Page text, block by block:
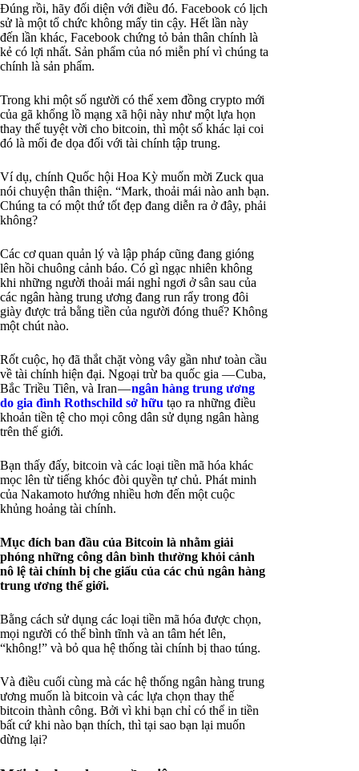
Đúng rồi, hãy đối diện với điều đó. Facebook có lịch
sử là một tổ chức không mấy tin cậy. Hết lần này
đến lần khác, Facebook chứng tỏ bản thân chính là
kẻ có lợi nhất. Sản phẩm của nó miễn phí vì chúng ta
chính là sản phẩm.
Trong khi một số người có thể xem đồng crypto mới
của gã khổng lồ mạng xã hội này như một lựa họn
thay thế tuyệt vời cho bitcoin, thì một số khác lại coi
đó là mối đe dọa đối với tài chính tập trung.
Ví dụ, chính Quốc hội Hoa Kỳ muốn mời Zuck qua
nói chuyện thân thiện. “Mark, thoải mái nào anh bạn.
Chúng ta có một thứ tốt đẹp đang diễn ra ở đây, phải
không?
Các cơ quan quản lý và lập pháp cũng đang gióng
lên hồi chuông cảnh báo. Có gì ngạc nhiên không
khi những người thoải mái nghỉ ngơi ở sân sau của
các ngân hàng trung ương đang run rẩy trong đôi
giày được trả bằng tiền của người đóng thuế? Không
một chút nào.
Rốt cuộc, họ đã thắt chặt vòng vây gần như toàn cầu
về tài chính hiện đại. Ngoại trừ ba quốc gia — Cuba,
Bắc Triều Tiên, và Iran —ngân hàng trung ương
do gia đình Rothschild sở hữu tạo ra những điều
khoản tiền tệ cho mọi công dân sử dụng ngân hàng
trên thế giới.
Bạn thấy đấy, bitcoin và các loại tiền mã hóa khác
mọc lên từ tiếng khóc đòi quyền tự chủ. Phát minh
của Nakamoto hướng nhiều hơn đến một cuộc
khủng hoảng tài chính.
Mục đích ban đầu của Bitcoin là nhằm giải
phóng những công dân bình thường khỏi cảnh
nô lệ tài chính bị che giấu của các chủ ngân hàng
trung ương thế giới.
Bằng cách sử dụng các loại tiền mã hóa được chọn,
mọi người có thể bình tĩnh và an tâm hét lên,
“không!” và bỏ qua hệ thống tài chính bị thao túng.
Và điều cuối cùng mà các hệ thống ngân hàng trung
ương muốn là bitcoin và các lựa chọn thay thế
bitcoin thành công. Bởi vì khi bạn chỉ có thể in tiền
bất cứ khi nào bạn thích, thì tại sao bạn lại muốn
dừng lại?